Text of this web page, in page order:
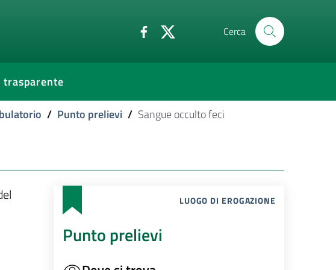
Cerca
/ Punto prelievi / Sangue occulto feci
LUOGO DI EROGAZIONE
Punto prelievi